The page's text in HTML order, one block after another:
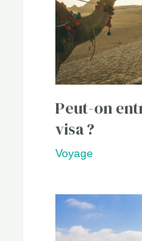
Peut-on
visa ?
Voyage